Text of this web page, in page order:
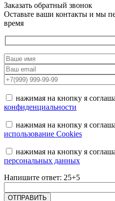
Заказать обратный звонок
Оставьте ваши контакты и мы
время
нажимая на кнопку я
конфиденциальности
нажимая на кнопку я
использование Cookies
нажимая на кнопку я
персональных данных
Напишите ответ: 25+5